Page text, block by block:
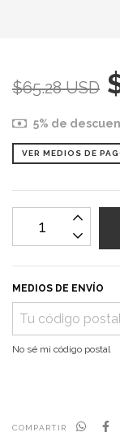
$65.28 USD
5% de
VER MEDIOS DE
MEDIOS DE ENVÍO
No sé mi código postal
COMPARTIR